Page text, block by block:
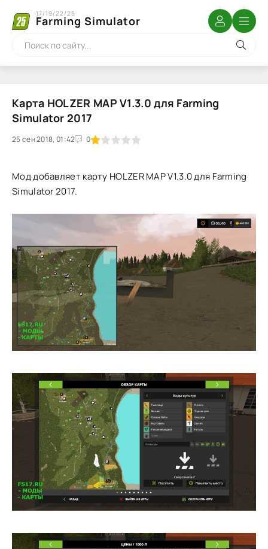
Farming Simulator
17/19/22/25
Карта HOLZER MAP V1.3.0 для Farming
Simulator 2017
25 сен 2018, 01:42 0
1 2 3 4 5
Мод добавляет карту HOLZER MAP V1.3.0 для Farming
Simulator 2017.